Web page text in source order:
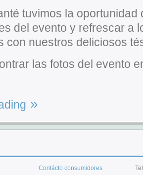
tuvimos la oportunidad
del evento y refrescar a
con nuestros deliciosos
las fotos del evento
Contácto consumidores